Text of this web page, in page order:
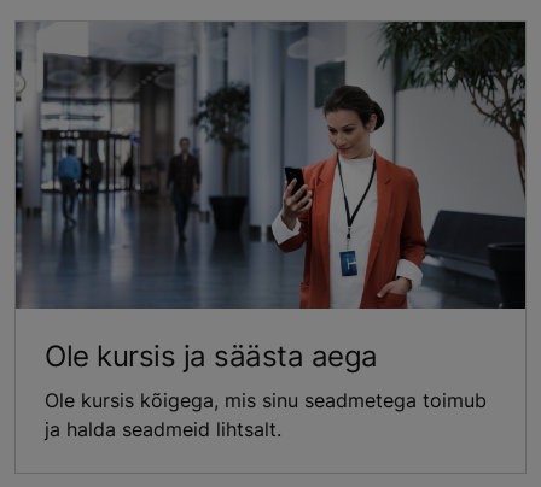
Ole kursis ja säästa aega
Ole kursis kõigega, mis sinu seadmetega toimub
ja halda seadmeid lihtsalt.